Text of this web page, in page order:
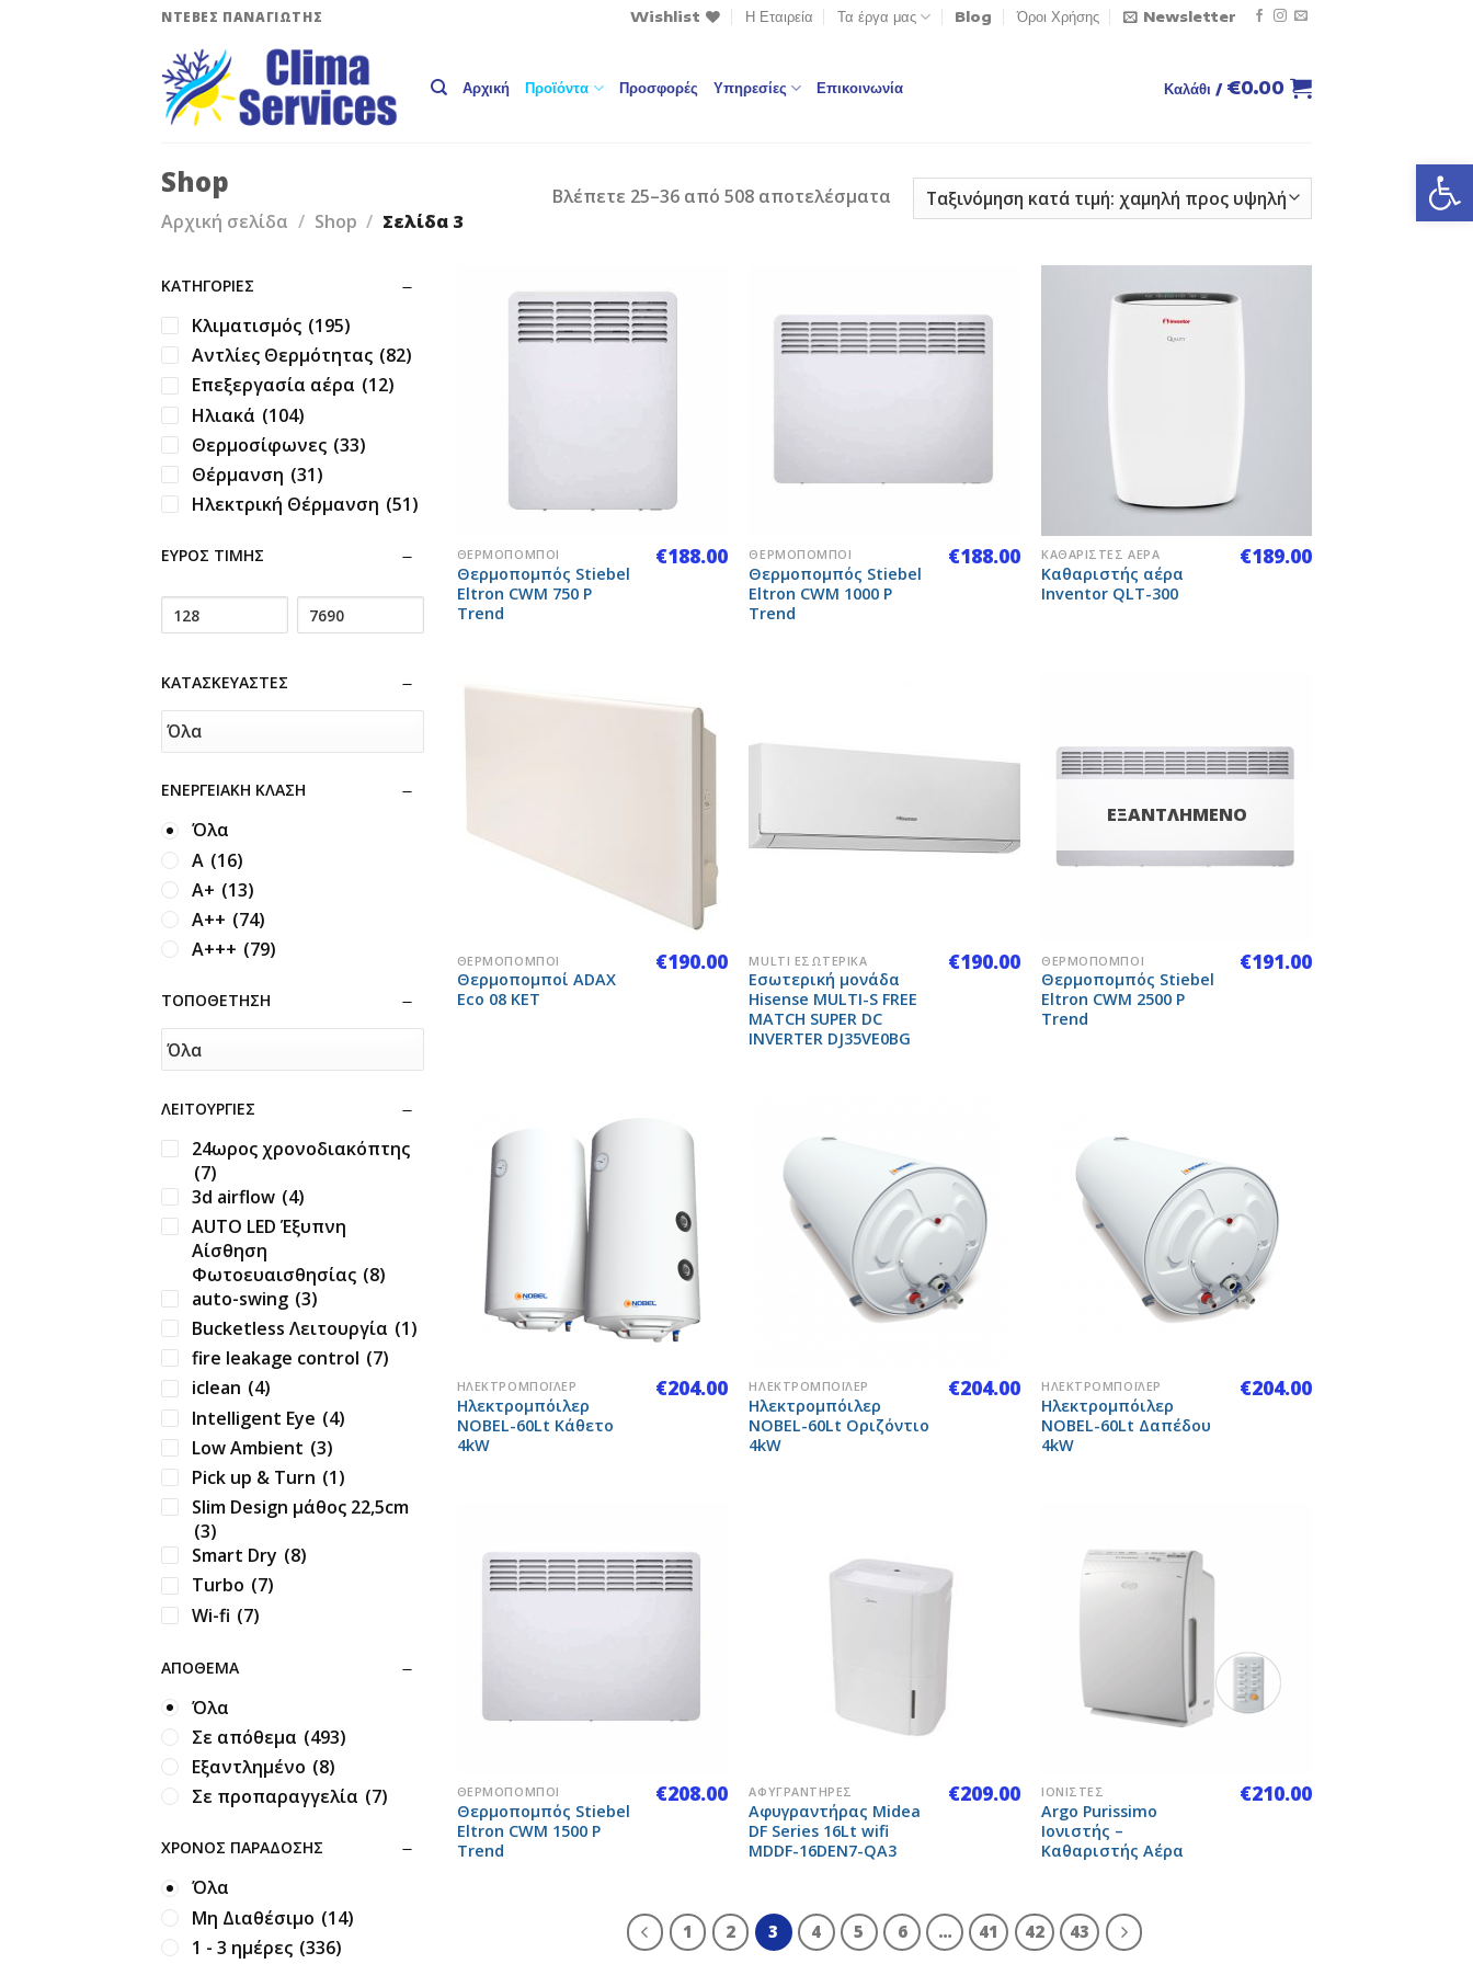
ΝΤΕΒΕΣ ΠΑΝΑΓΙΩΤΗΣ Wishlist Η Εταιρεία Τα έργα μας Blog Όροι Χρήσης Newsletter
Αρχική Προϊόντα Προσφορές Υπηρεσίες Επικοινωνία Καλάθι / €0.00
Shop
Αρχική σελίδα / Shop / Σελίδα 3
Βλέπετε 25–36 από 508 αποτελέσματα
ΚΑΤΗΓΟΡΊΕΣ
Κλιματισμός (195)
Αντλίες Θερμότητας (82)
Επεξεργασία αέρα (12)
Ηλιακά (104)
Θερμοσίφωνες (33)
Θέρμανση (31)
Ηλεκτρική Θέρμανση (51)
ΕΎΡΟΣ ΤΙΜΉΣ
ΚΑΤΑΣΚΕΥΑΣΤΈΣ
ΕΝΕΡΓΕΙΑΚΉ ΚΛΆΣΗ
Όλα
Α (16)
Α+ (13)
Α++ (74)
Α+++ (79)
ΤΟΠΟΘΈΤΗΣΗ
ΛΕΙΤΟΥΡΓΊΕΣ
24ωρος χρονοδιακόπτης
(7)
3d airflow (4)
AUTO LED Έξυπνη
Αίσθηση
Φωτοευαισθησίας (8)
auto-swing (3)
Bucketless Λειτουργία (1)
fire leakage control (7)
iclean (4)
Intelligent Eye (4)
Low Ambient (3)
Pick up & Turn (1)
Slim Design μάθος 22,5cm
(3)
Smart Dry (8)
Turbo (7)
Wi-fi (7)
Αισθητήρας Ανθρώπινης
Παρουσίας
Αφύγρανσης
(8)
Άνεση και ευκολία
Αποστείρωση (4)
Αυτοδιαγνωστικό
Σύστημα Βλαβών
Αυτόματη εναλλαγή
ψύξης/θέρμανσης
Αυτόματη Επανεκκίνηση
ΑΠΌΘΕΜΑ
Όλα
Σε απόθεμα (493)
Εξαντλημένο (8)
Σε προπαραγγελία (7)
ΧΡΌΝΟΣ ΠΑΡΆΔΟΣΗΣ
Όλα
Μη Διαθέσιμο (14)
1 - 3 ημέρες (336)
ΘΕΡΜΟΠΟΜΠΟΊ
Θερμοπομπός Stiebel
Eltron CWM 750 P
Trend
€188.00 ΘΕΡΜΟΠΟΜΠΟΊ
Θερμοπομπός Stiebel
Eltron CWM 1000 P
Trend
€188.00 ΚΑΘΑΡΙΣΤΈΣ ΑΈΡΑ
Καθαριστής αέρα
Inventor QLT-300
€189.00
Wishlist
ΘΕΡΜΟΠΟΜΠΟΊ
Θερμοπομποί ADAX
Eco 08 KET
€190.00 MULTI ΕΣΩΤΕΡΙΚΆ
Εσωτερική μονάδα
Hisense MULTI-S FREE
MATCH SUPER DC
INVERTER DJ35VE0BG
€190.00
Add to
ΕΞΑΝΤΛΗΜΈΝΟ
ΘΕΡΜΟΠΟΜΠΟΊ
Θερμοπομπός Stiebel
Eltron CWM 2500 P
Trend
€191.00
Add to
Wishlist
ΗΛΕΚΤΡΟΜΠΌΙΛΕΡ
Ηλεκτρομπόιλερ
NOBEL-60Lt Κάθετο
4kW
€204.00
Add to
Wishlist
ΗΛΕΚΤΡΟΜΠΌΙΛΕΡ
Ηλεκτρομπόιλερ
NOBEL-60Lt Οριζόντιο
4kW
€204.00
Add to
Wishlist
ΗΛΕΚΤΡΟΜΠΌΙΛΕΡ
Ηλεκτρομπόιλερ
NOBEL-60Lt Δαπέδου
4kW
€204.00
ΘΕΡΜΟΠΟΜΠΟΊ
Θερμοπομπός Stiebel
Eltron CWM 1500 P
Trend
€208.00 ΑΦΥΓΡΑΝΤΉΡΕΣ
Αφυγραντήρας Midea
DF Series 16Lt wifi
MDDF-16DEN7-QA3
€209.00 ΙΟΝΙΣΤΈΣ
Argo Purissimo
Ιονιστής –
Καθαριστής Αέρα
€210.00
1 2 3 4 5 6 … 41 42 43